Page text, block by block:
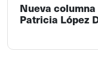
Nueva
Patricia López